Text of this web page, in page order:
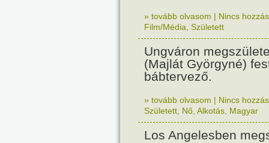
» tovább olvasom | Nincs
Film/Média Született
Ungváron
(Majlát Györgyné)
bábtervező.
» tovább olvasom | Nincs
Született Nő Alkotás Magyar
Los Angelesben